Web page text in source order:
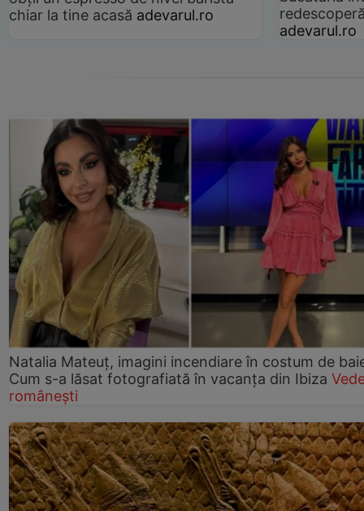
chiar la tine acasă adevarul.ro
adevarul.ro
Natalia Mateuț, imagini incendiare în costum de
Cum s-a lăsat fotografiată în vacanța din Ibiza
românești